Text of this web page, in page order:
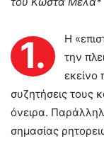
1.
Η
την
εκείνο
συζητήσεις τους
όνειρα.
σημασίας